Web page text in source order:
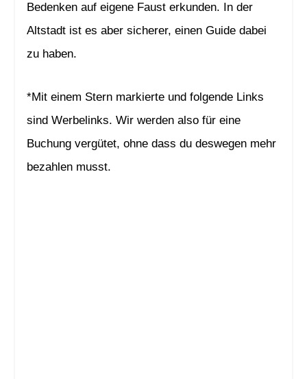
Bedenken auf eigene Faust erkunden. In der
Altstadt ist es aber sicherer, einen Guide dabei
zu haben.
*Mit einem Stern markierte und folgende Links
sind Werbelinks. Wir werden also für eine
Buchung vergütet, ohne dass du deswegen mehr
bezahlen musst.